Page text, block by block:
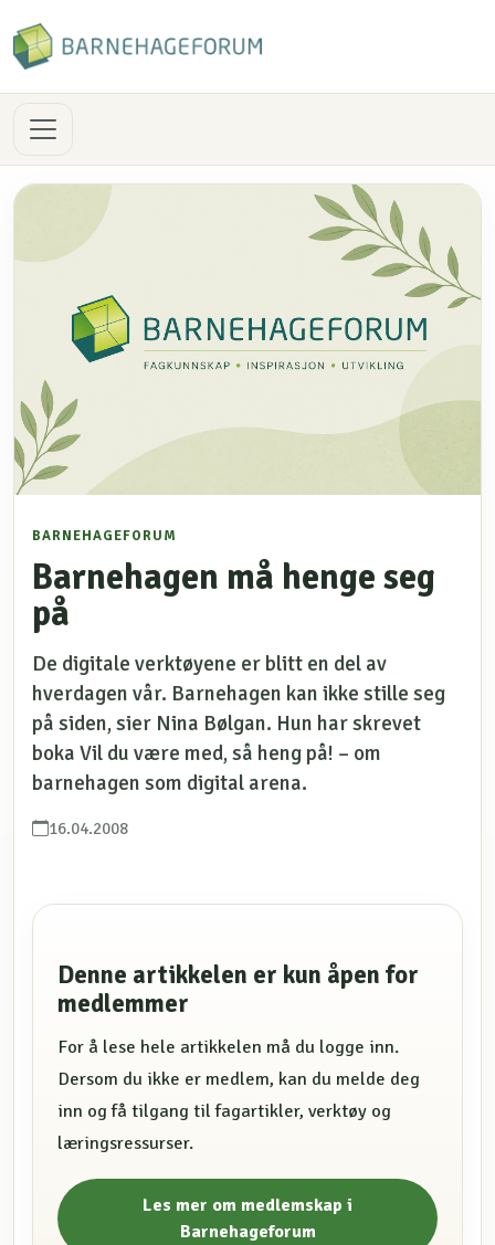
BARNEHAGEFORUM
Barnehagen må henge seg
på
De digitale verktøyene er blitt en del av
hverdagen vår. Barnehagen kan ikke stille seg
på siden, sier Nina Bølgan. Hun har skrevet
boka Vil du være med, så heng på! – om
barnehagen som digital arena.
16.04.2008
Denne artikkelen er kun åpen for
medlemmer
For å lese hele artikkelen må du logge inn.
Dersom du ikke er medlem, kan du melde deg
inn og få tilgang til fagartikler, verktøy og
læringsressurser.
Les mer om medlemskap i
Barnehageforum